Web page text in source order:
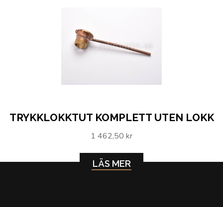
TRYKKLOKKTUT KOMPLETT UTEN LOKK
1 462,50 kr
LÄS MER